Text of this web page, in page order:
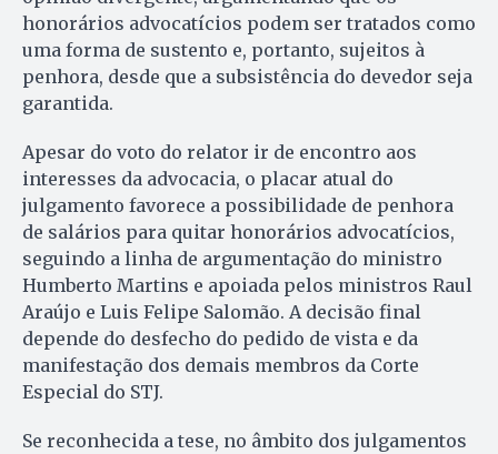
honorários advocatícios podem ser tratados como
uma forma de sustento e, portanto, sujeitos à
penhora, desde que a subsistência do devedor seja
garantida.
Apesar do voto do relator ir de encontro aos
interesses da advocacia, o placar atual do
julgamento favorece a possibilidade de penhora
de salários para quitar honorários advocatícios,
seguindo a linha de argumentação do ministro
Humberto Martins e apoiada pelos ministros Raul
Araújo e Luis Felipe Salomão. A decisão final
depende do desfecho do pedido de vista e da
manifestação dos demais membros da Corte
Especial do STJ.
Se reconhecida a tese, no âmbito dos julgamentos